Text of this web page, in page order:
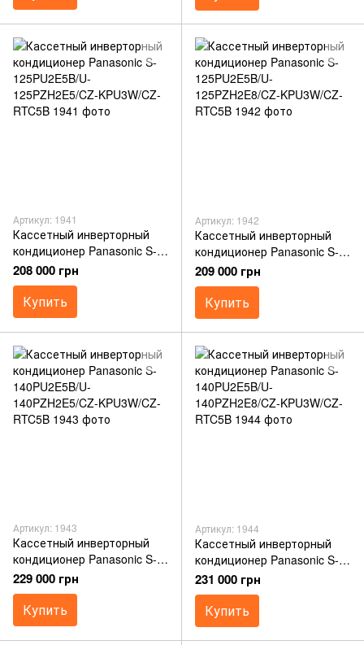
Артикул: 1941
Кассетный инверторный
кондиционер Panasonic S-
125PU2E5B/U-
125PZH2E5/CZ-KPU3W/CZ-
RTC5B
208 000 грн
Купить
Артикул: 1942
Кассетный инверторный
кондиционер Panasonic S-
125PU2E5B/U-
125PZH2E8/CZ-KPU3W/CZ-
RTC5B
209 000 грн
Купить
Артикул: 1943
Кассетный инверторный
кондиционер Panasonic S-
140PU2E5B/U-
140PZH2E5/CZ-KPU3W/CZ-
RTC5B
229 000 грн
Купить
Артикул: 1944
Кассетный инверторный
кондиционер Panasonic S-
140PU2E5B/U-
140PZH2E8/CZ-KPU3W/CZ-
RTC5B
231 000 грн
Купить